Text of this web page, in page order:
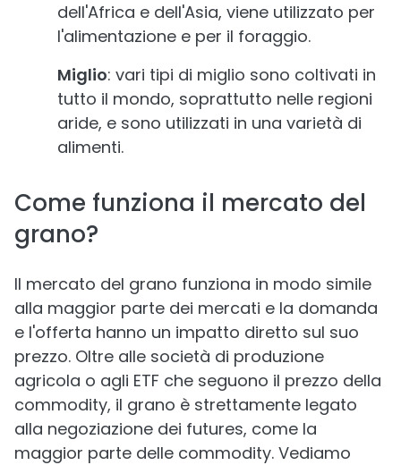
dell'Africa e dell'Asia, viene utilizzato per
l'alimentazione e per il foraggio.
Miglio: vari tipi di miglio sono coltivati in
tutto il mondo, soprattutto nelle regioni
aride, e sono utilizzati in una varietà di
alimenti.
Come funziona il mercato del
grano?
Il mercato del grano funziona in modo simile
alla maggior parte dei mercati e la domanda
e l'offerta hanno un impatto diretto sul suo
prezzo. Oltre alle società di produzione
agricola o agli ETF che seguono il prezzo della
commodity, il grano è strettamente legato
alla negoziazione dei futures, come la
maggior parte delle commodity. Vediamo